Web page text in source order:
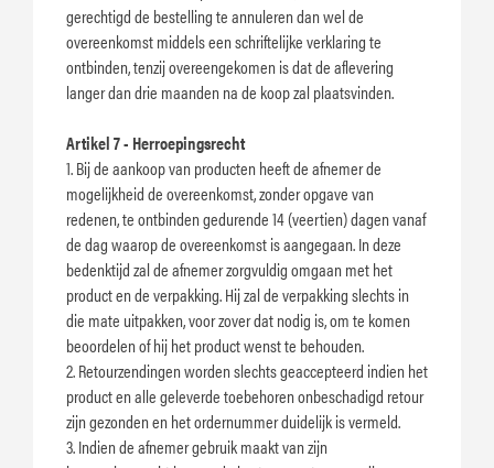
gerechtigd de bestelling te annuleren dan wel de
overeenkomst middels een schriftelijke verklaring te
ontbinden, tenzij overeengekomen is dat de aflevering
langer dan drie maanden na de koop zal plaatsvinden.
Artikel 7 - Herroepingsrecht
1. Bij de aankoop van producten heeft de afnemer de
mogelijkheid de overeenkomst, zonder opgave van
redenen, te ontbinden gedurende 14 (veertien) dagen vanaf
de dag waarop de overeenkomst is aangegaan. In deze
bedenktijd zal de afnemer zorgvuldig omgaan met het
product en de verpakking. Hij zal de verpakking slechts in
die mate uitpakken, voor zover dat nodig is, om te komen
beoordelen of hij het product wenst te behouden.
2. Retourzendingen worden slechts geaccepteerd indien het
product en alle geleverde toebehoren onbeschadigd retour
zijn gezonden en het ordernummer duidelijk is vermeld.
3. Indien de afnemer gebruik maakt van zijn